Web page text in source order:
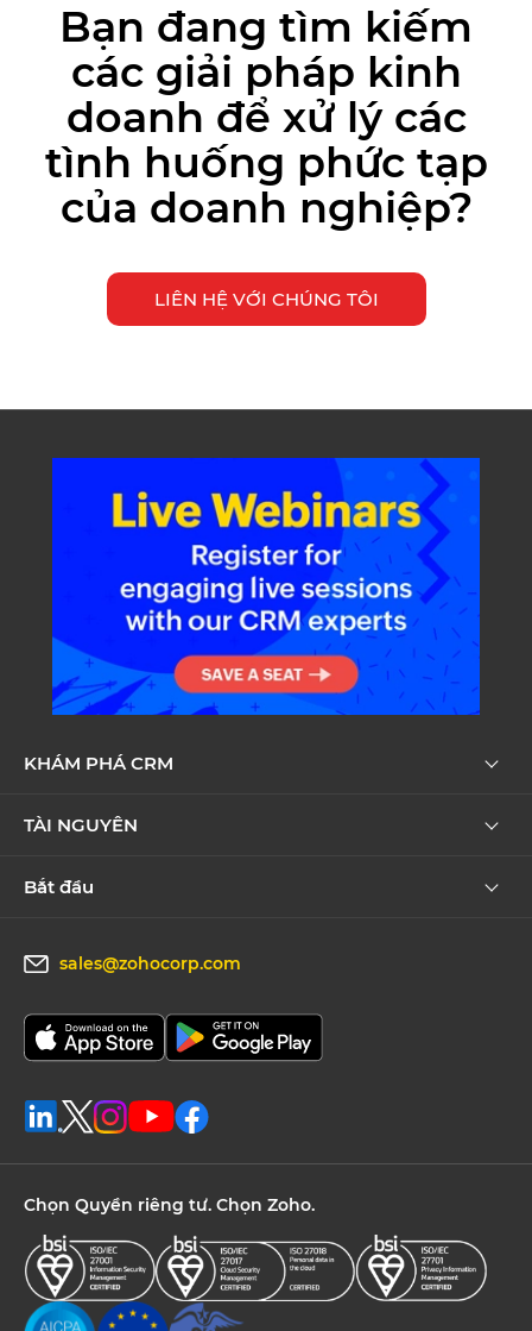
Bạn đang tìm kiếm
các giải pháp kinh
doanh để xử lý các
tình huống phức tạp
của doanh nghiệp?
LIÊN HỆ VỚI CHÚNG TÔI
KHÁM PHÁ CRM
TÀI NGUYÊN
Bắt đầu
sales@zohocorp.com
Chọn Quyền riêng tư. Chọn Zoho.